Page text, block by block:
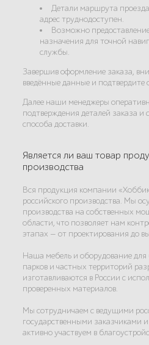
Детали маршрута
адрес труднодоступен.
Возможно
назначения для точной
службы.
Завершив оформление заказа,
введённые данные и подтвердите
Далее наши менеджеры
подтверждения деталей заказа и
способа доставки.
Является ли ваш товар
производства
Вся продукция компании
российского производства. Мы
производства на собственных
области, что позволяет нам
этапах — от проектирования до
Наша мебель и оборудование для
парков и частных территорий
изготавливаются в России с
проверенных материалов.
Мы сотрудничаем с ведущими
государственными заказчиками
активно участвуем в